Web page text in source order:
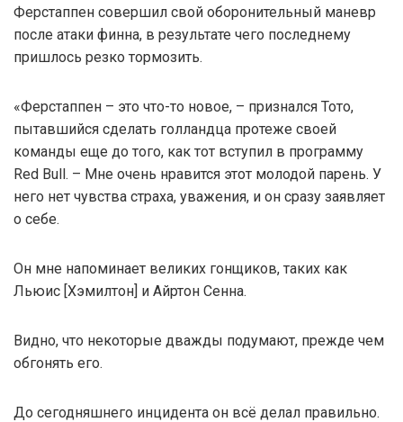
Ферстаппен совершил свой оборонительный маневр
после атаки финна, в результате чего последнему
пришлось резко тормозить.
«Ферстаппен – это что-то новое, – признался Тото,
пытавшийся сделать голландца протеже своей
команды еще до того, как тот вступил в программу
Red Bull. – Мне очень нравится этот молодой парень. У
него нет чувства страха, уважения, и он сразу заявляет
о себе.
Он мне напоминает великих гонщиков, таких как
Льюис [Хэмилтон] и Айртон Сенна.
Видно, что некоторые дважды подумают, прежде чем
обгонять его.
До сегодняшнего инцидента он всё делал правильно.